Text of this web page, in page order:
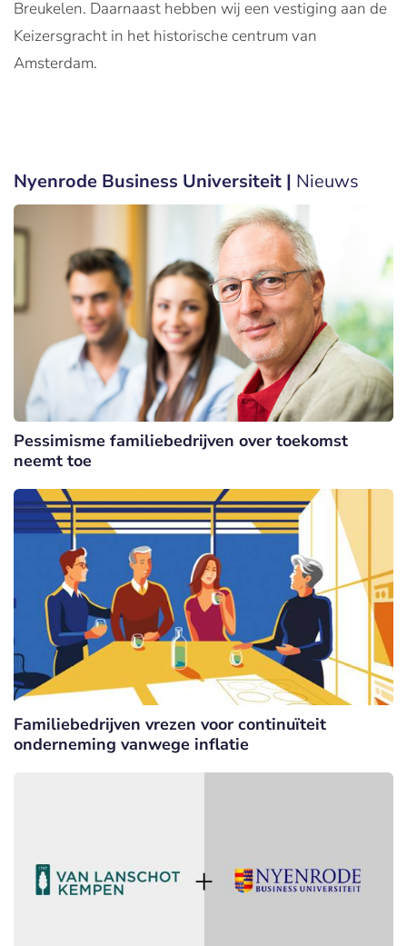
Breukelen. Daarnaast hebben wij een vestiging aan de
Keizersgracht in het historische centrum van
Amsterdam.
Nyenrode Business Universiteit | Nieuws
Pessimisme familiebedrijven over toekomst
neemt toe
Familiebedrijven vrezen voor continuïteit
onderneming vanwege inflatie